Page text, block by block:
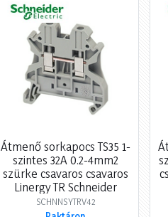
Átmenő sorkapocs TS35 1-
szintes 32A 0.2-4mm2
szürke csavaros csavaros
Linergy TR Schneider
SCHNNSYTRV42